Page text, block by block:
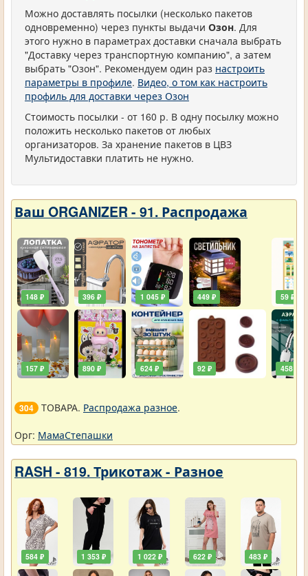
Можно доставлять посылки (несколько пакетов
одновременно) через пункты выдачи Озон. Для
этого нужно в параметрах доставки сначала выбрать
"Доставку через транспортную компанию", а затем
выбрать "Озон". Рекомендуем один раз настроить
параметры в профиле. Видео, о том как настроить
профиль для доставки через Озон
Стоимость посылки - от 160 р. В одну посылку можно
положить несколько пакетов от любых
организаторов. За хранение пакетов в ЦВЗ
Мультидоставки платить не нужно.
Ваш ORGANIZER - 91. Распродажа
148 ₽
157 ₽
396 ₽
890 ₽
1 045 ₽
624 ₽
449 ₽
92 ₽
59 ₽
458 ₽
304 ТОВАРА. Распродажа разное.
Орг: МамаСтепашки
RASH - 819. Трикотаж - Разное
584 ₽ 1 353 ₽ 1 022 ₽ 622 ₽ 483 ₽